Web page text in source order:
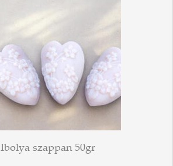
Ibolya szappan 50gr